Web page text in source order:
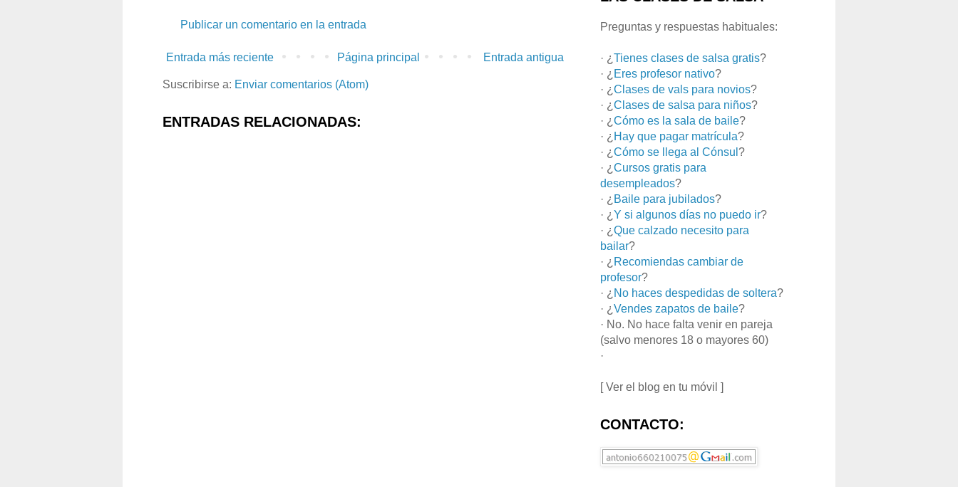
Publicar un comentario en la entrada
Entrada más reciente Entrada antigua
Página principal
Suscribirse a: Enviar comentarios (Atom)
ENTRADAS RELACIONADAS:
Preguntas y respuestas habituales:
· ¿ Tienes clases de salsa gratis?
· ¿ Eres profesor nativo?
· ¿ Clases de vals para novios?
· ¿ Clases de salsa para niños?
· ¿ Cómo es la sala de baile?
· ¿ Hay que pagar matrícula?
· ¿ Cómo se llega al Cónsul ?
· ¿ Cursos gratis para
desempleados?
· ¿ Baile para jubilados?
· ¿ Y si algunos días no puedo ir?
· ¿ Que calzado necesito para
bailar?
· ¿ Recomiendas cambiar de
profesor?
· ¿ No haces despedidas de soltera?
· ¿ Vendes zapatos de baile?
· No. No hace falta venir en pareja
(salvo menores 18 o mayores 60)
·
[ Ver el blog en tu móvil ]
CONTACTO: